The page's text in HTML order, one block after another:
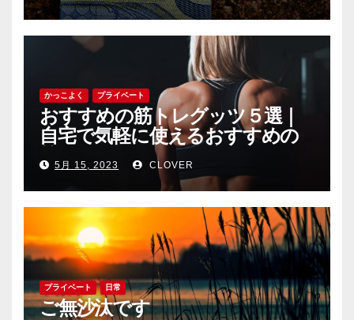
かっこよく プライベート
おすすめの筋トレグッツ５選｜
自宅で気軽に使えるおすすめの
筋トレグッツをご紹介
5月 15, 2023 CLOVER
プライベート 日常
ご無沙汰です